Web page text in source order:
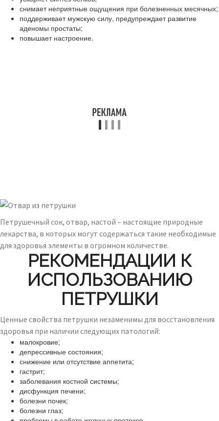
снимает неприятные ощущения при болезненных месячных;
поддерживает мужскую силу, предупреждает развитие
аденомы простаты;
повышает настроение.
Петрушечный сок, отвар, настой – настоящие природные
лекарства, в которых могут содержаться такие необходимые
для здоровья элементы в огромном количестве.
РЕКОМЕНДАЦИИ К
ИСПОЛЬЗОВАНИЮ
ПЕТРУШКИ
Ценные свойства петрушки незаменимы для восстановления
здоровья при наличии следующих патологий:
малокровие;
депрессивные состояния;
снижение или отсутствие аппетита;
гастрит;
заболевания костной системы;
дисфункция печени;
болезни почек;
болезни глаз;